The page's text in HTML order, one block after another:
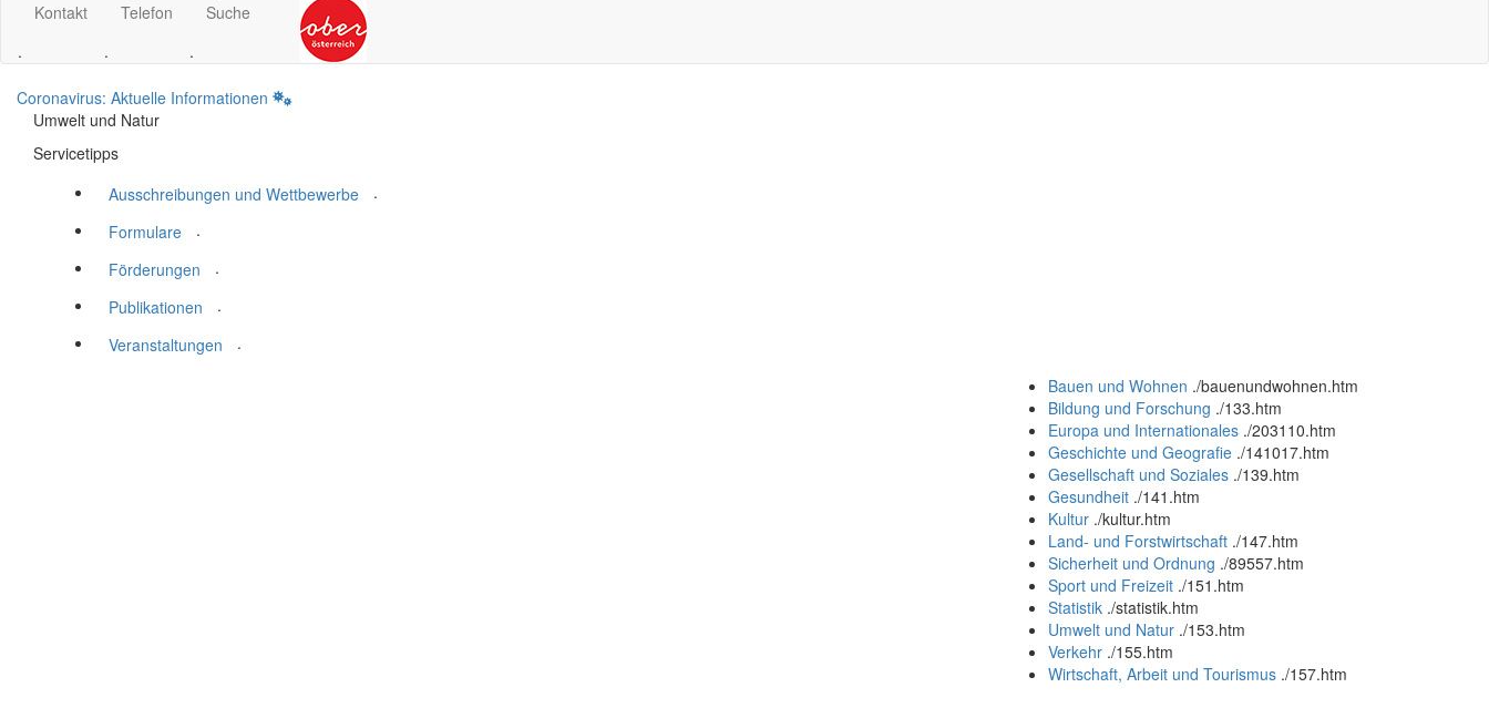
Kontakt
.
Telefon
.
Suche
.
Coronavirus: Aktuelle Informationen
Umwelt und Natur
Servicetipps
Ausschreibungen und Wettbewerbe
.
Formulare
.
Förderungen
.
Publikationen
.
Veranstaltungen
.
Bauen und Wohnen ./bauenundwohnen.htm
Bildung und Forschung ./133.htm
Europa und Internationales ./203110.htm
Geschichte und Geografie ./141017.htm
Gesellschaft und Soziales ./139.htm
Gesundheit ./141.htm
Kultur ./kultur.htm
Land- und Forstwirtschaft ./147.htm
Sicherheit und Ordnung ./89557.htm
Sport und Freizeit ./151.htm
Statistik ./statistik.htm
Umwelt und Natur ./153.htm
Verkehr ./155.htm
Wirtschaft, Arbeit und Tourismus ./157.htm